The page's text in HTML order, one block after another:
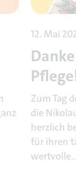
12. Mai
Zum Tag
die
herzlich
für ihren